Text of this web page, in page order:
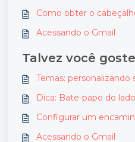
Como obter o
Acessando o Gmail
Talvez você
Temas: personalizando
Dica: Bate-papo do
Configurar um
Acessando o Gmail